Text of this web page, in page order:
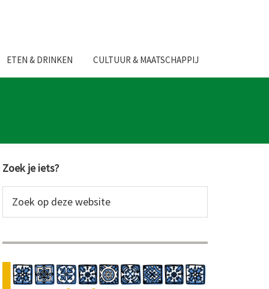
ETEN & DRINKEN CULTUUR & MAATSCHAPPIJ
Primaire
Sidebar
Zoek je iets?
op
website